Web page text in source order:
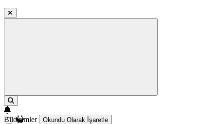
Bildirimler Okundu Olarak İşaretle